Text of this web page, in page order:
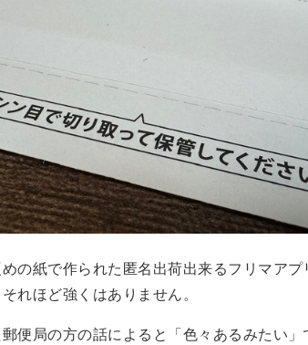
の紙で作られた匿名出荷出来るフリマアプ
れほど強くはありません。
便局の方の話によると「色々あるみたい」